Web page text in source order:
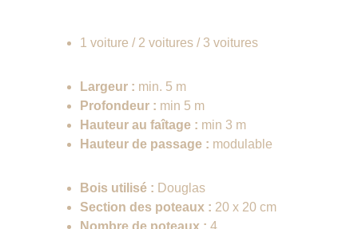
1 voiture / 2 voitures / 3 voitures
Largeur : min. 5 m
Profondeur : min 5 m
Hauteur au faîtage : min 3 m
Hauteur de passage : modulable
Bois utilisé : Douglas
Section des poteaux : 20 x 20 cm
Nombre de poteaux : 4